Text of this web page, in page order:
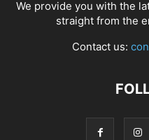
We provide you with the
straight from the
Contact us: